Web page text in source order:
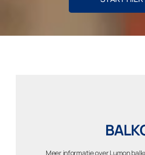
Meer informatie over Lumon